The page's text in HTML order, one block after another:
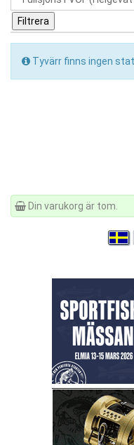
Tyvärr finns ingen
Din varukorg är tom.